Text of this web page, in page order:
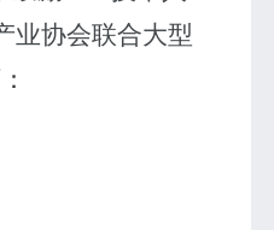
业协会联合大型